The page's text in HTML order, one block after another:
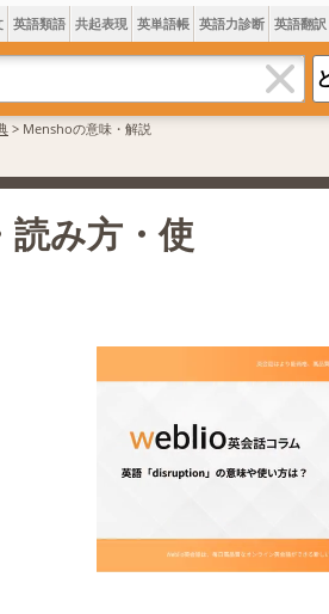
英語類語 共起表現 英単語帳 英語力診断 英語翻訳
> Menshoの意味・解説
み方・使